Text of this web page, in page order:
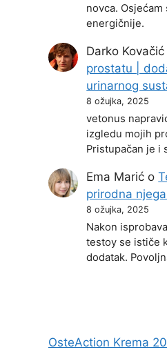
novca.
energičnije.
Darko Kovačić
prostatu |
urinarnog
8 ožujka, 2025
vetonus
izgledu mojih
Pristupačan je i
Ema Marić o
prirodna njega
8 ožujka, 2025
Nakon
testoy se ističe
dodatak.
OsteAction Krema